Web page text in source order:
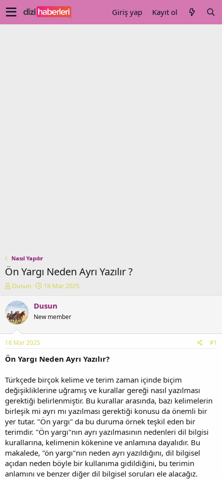
Giriş yap Kayıt ol
Nasıl Yapılır
Ön Yargı Neden Ayrı Yazılır ?
K
n
u
y
b
a
ş
t
a
n
Dusun
B
ş
a
ç
r
i
h
i
18 Mar 2025
Dusun
New member
18 Mar 2025 #1
Ön Yargı Neden Ayrı Yazılır?
Türkçede birçok kelime ve terim zaman içinde biçim
değişikliklerine uğramış ve kurallar gereği nasıl yazılması
gerektiği belirlenmiştir. Bu kurallar arasında, bazı kelimelerin
birleşik mi ayrı mı yazılması gerektiği konusu da önemli bir
yer tutar. "Ön yargı" da bu duruma örnek teşkil eden bir
terimdir. "Ön yargı"nın ayrı yazılmasının nedenleri dil bilgisi
kurallarına, kelimenin kökenine ve anlamına dayalıdır. Bu
makalede, "ön yargı"nın neden ayrı yazıldığını, dil bilgisel
açıdan neden böyle bir kullanıma gidildiğini, bu terimin
anlamını ve benzer diğer dil bilgisel soruları ele alacağız.